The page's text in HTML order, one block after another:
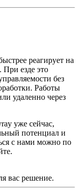
реагирует на
При езде это
без
Работы
удаленно через
уже сейчас,
потенциал и
с нами можно по
вас решение.